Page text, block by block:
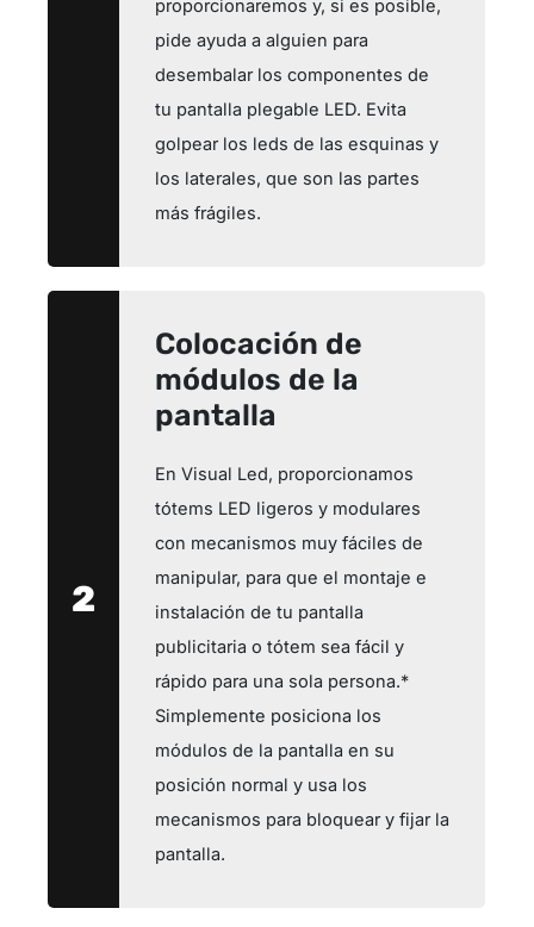
proporcionaremos y, si es posible,
pide ayuda a alguien para
desembalar los componentes de
tu pantalla plegable LED. Evita
golpear los leds de las esquinas y
los laterales, que son las partes
más frágiles.
2
Colocación de
módulos de la
pantalla
En Visual Led, proporcionamos
tótems LED ligeros y modulares
con mecanismos muy fáciles de
manipular, para que el montaje e
instalación de tu pantalla
publicitaria o tótem sea fácil y
rápido para una sola persona.*
Simplemente posiciona los
módulos de la pantalla en su
posición normal y usa los
mecanismos para bloquear y fijar la
pantalla.